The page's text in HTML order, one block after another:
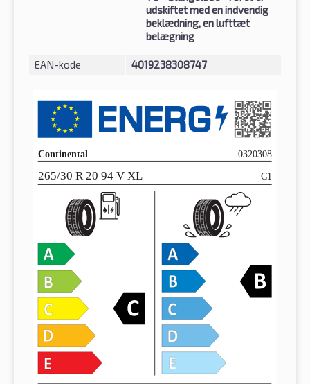
udskiftet med en indvendig
beklædning, en lufttæt
belægning
EAN-kode 4019238308747